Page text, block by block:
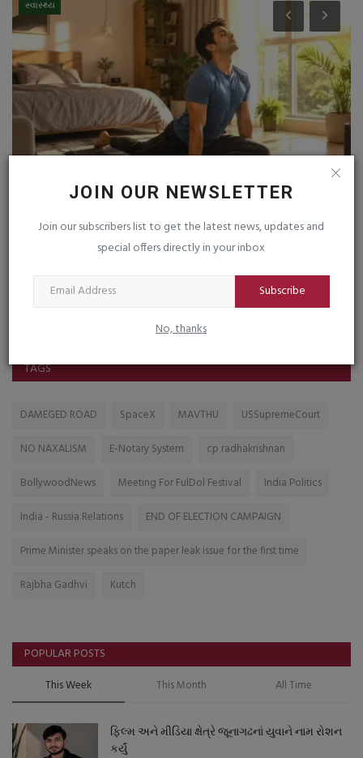
JOIN OUR NEWSLETTER
Join our subscribers list to get the latest news, updates and
special offers directly in your inbox
Subscribe
No, thanks
સ્વાસ્થ્ય
મળી શકે...
ઘરની આસપાસ હરિયાળી રાખવાની નાની ટેવ રોજિંદા જીવનમાં સકારાત્મક
વાતાવરણ ઊભું કરી શકે...
TAGS
DAMEGED ROAD SpaceX MAVTHU
USSupremeCourt
NO NAXALISM
E-Notary System
cp radhakrishnan
BollywoodNews
Meeting For FulDol Festival
India Politics
India - Russia Relations
END OF ELECTION CAMPAIGN
Prime Minister speaks on the paper leak issue for the first time
Rajbha Gadhvi
Kutch
POPULAR POSTS
This Week This Month All Time
ફિલ્મ અને મીડિયા ક્ષેત્રે જૂનાગઢનાં યુવાને નામ રોશન
કર્યું